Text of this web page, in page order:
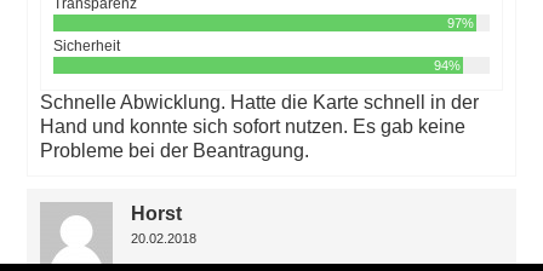
Transparenz
97%
Sicherheit
94%
Schnelle Abwicklung. Hatte die Karte schnell in der
Hand und konnte sich sofort nutzen. Es gab keine
Probleme bei der Beantragung.
Horst
20.02.2018